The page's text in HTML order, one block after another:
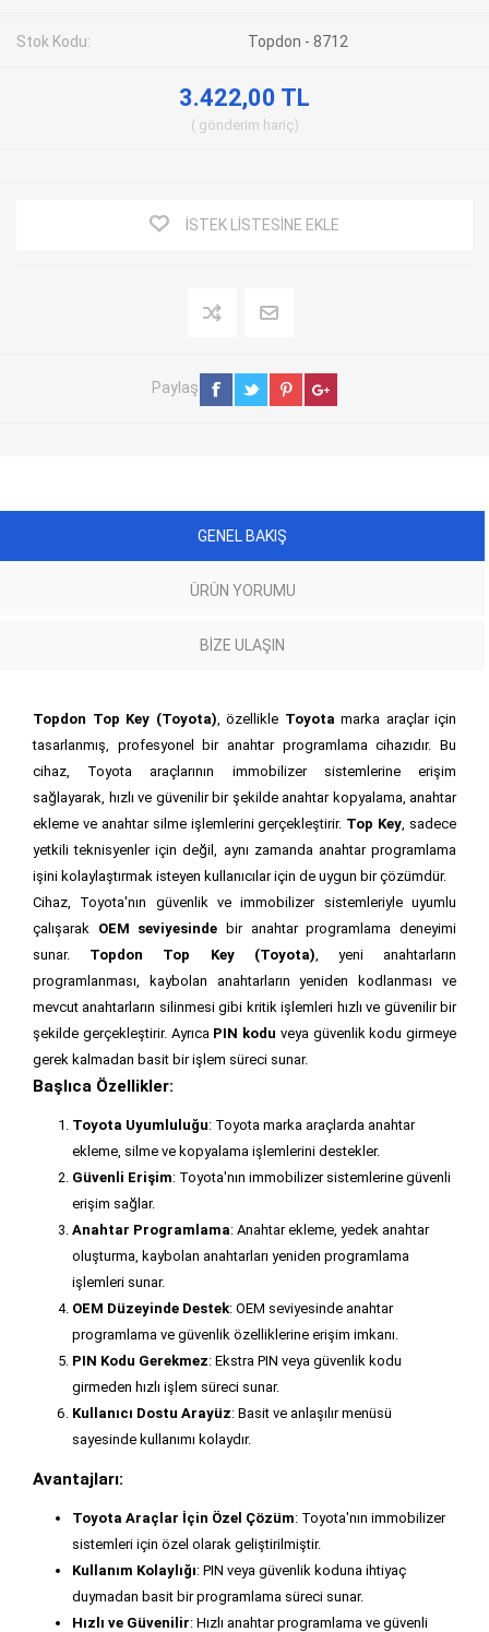
Stok Kodu: Topdon - 8712
3.422,00 TL
gönderim hariç
İSTEK LISTESINE EKLE
Paylaş
GENEL BAKIŞ
ÜRÜN YORUMU
BIZE ULAŞIN
Topdon Top Key (Toyota) , özellikle Toyota marka araçlar için
tasarlanmış, profesyonel bir anahtar programlama cihazıdır. Bu
cihaz, Toyota araçlarının immobilizer sistemlerine erişim
sağlayarak, hızlı ve güvenilir bir şekilde anahtar kopyalama, anahtar
ekleme ve anahtar silme işlemlerini gerçekleştirir. Top Key , sadece
yetkili teknisyenler için değil, aynı zamanda anahtar programlama
işini kolaylaştırmak isteyen kullanıcılar için de uygun bir çözümdür.
Cihaz, Toyota'nın güvenlik ve immobilizer sistemleriyle uyumlu
çalışarak OEM seviyesinde bir anahtar programlama deneyimi
sunar. Topdon Top Key (Toyota) , yeni anahtarların
programlanması, kaybolan anahtarların yeniden kodlanması ve
mevcut anahtarların silinmesi gibi kritik işlemleri hızlı ve güvenilir bir
şekilde gerçekleştirir. Ayrıca PIN kodu veya güvenlik kodu girmeye
gerek kalmadan basit bir işlem süreci sunar.
Başlıca Özellikler:
Toyota Uyumluluğu: Toyota marka araçlarda anahtar
ekleme, silme ve kopyalama işlemlerini destekler.
Güvenli Erişim: Toyota'nın immobilizer sistemlerine güvenli
erişim sağlar.
Anahtar Programlama: Anahtar ekleme, yedek anahtar
oluşturma, kaybolan anahtarları yeniden programlama
işlemleri sunar.
OEM Düzeyinde Destek: OEM seviyesinde anahtar
programlama ve güvenlik özelliklerine erişim imkanı.
PIN Kodu Gerekmez: Ekstra PIN veya güvenlik kodu
girmeden hızlı işlem süreci sunar.
Kullanıcı Dostu Arayüz: Basit ve anlaşılır menüsü
sayesinde kullanımı kolaydır.
Avantajları:
Toyota Araçlar İçin Özel Çözüm: Toyota'nın immobilizer
sistemleri için özel olarak geliştirilmiştir.
Kullanım Kolaylığı: PIN veya güvenlik koduna ihtiyaç
duymadan basit bir programlama süreci sunar.
Hızlı ve Güvenilir: Hızlı anahtar programlama ve güvenli